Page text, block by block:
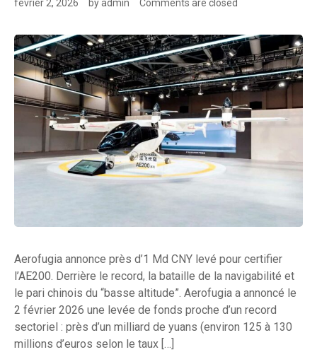
février 2, 2026 byadmin Comments are closed
Aerofugia annonce près d’1 Md CNY levé pour certifier
l’AE200. Derrière le record, la bataille de la navigabilité et
le pari chinois du “basse altitude”. Aerofugia a annoncé le
2 février 2026 une levée de fonds proche d’un record
sectoriel : près d’un milliard de yuans (environ 125 à 130
millions d’euros selon le taux […]